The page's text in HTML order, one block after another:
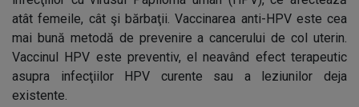
atât femeile, cât şi bărbaţii. Vaccinarea anti-HPV este cea
mai bună metodă de prevenire a cancerului de col uterin.
Vaccinul HPV este preventiv, el neavând efect terapeutic
asupra infecţiilor HPV curente sau a leziunilor deja
existente.